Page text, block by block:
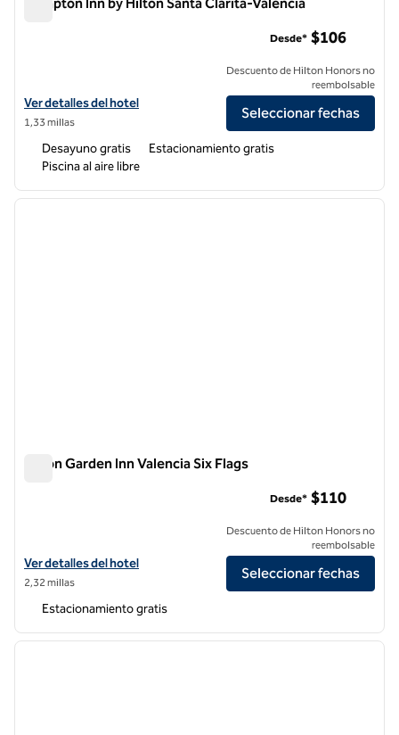
Ver detalles del hotel Hampton Inn by Hilton Santa Clarita-Valencia
Ver detalles del hotel
1,33 millas
Desde* $106
Descuento de Hilton Honors no
reembolsable
Seleccionar fechas
Desayuno gratis
Estacionamiento gratis
Piscina al aire libre
1 de 12
Hilton Garden Inn Valencia Six Flags
Ver detalles del hotel Hilton Garden Inn Valencia Six Flags
Ver detalles del hotel
2,32 millas
Desde* $110
Descuento de Hilton Honors no
reembolsable
Seleccionar fechas
Estacionamiento gratis
1 de 12